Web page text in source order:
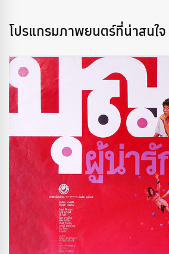
โปรแกรมภาพยนตร์ที่น่าสนใจ